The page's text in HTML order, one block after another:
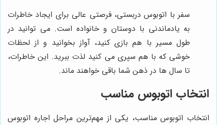
سفر با اتوبوس دربستی، فرصتی عالی برای ایجاد خاطرات
به یادماندنی با دوستان و خانواده است. می توانید در
طول مسیر با هم بازی کنید، آواز بخوانید و از لحظات
خوشی که با هم سپری می کنید لذت ببرید. این خاطرات،
تا سال ها در ذهن شما باقی خواهند ماند.
انتخاب اتوبوس مناسب
انتخاب اتوبوس مناسب، یکی از مهم‌ترین مراحل اجاره اتوبوس